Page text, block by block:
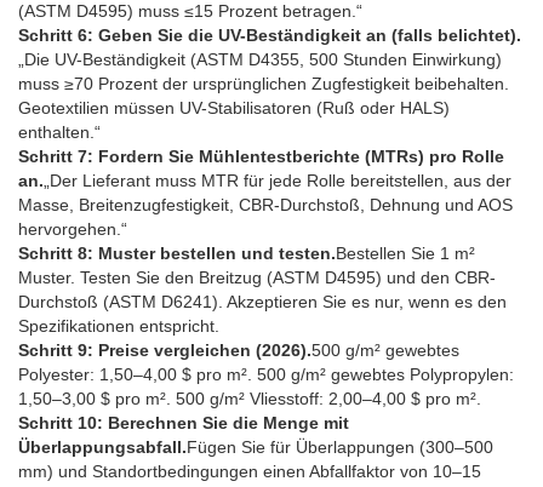
(ASTM D4595) muss ≤15 Prozent betragen.“
Schritt 6: Geben Sie die UV-Beständigkeit an (falls belichtet).
„Die UV-Beständigkeit (ASTM D4355, 500 Stunden Einwirkung)
muss ≥70 Prozent der ursprünglichen Zugfestigkeit beibehalten.
Geotextilien müssen UV-Stabilisatoren (Ruß oder HALS)
enthalten.“
Schritt 7: Fordern Sie Mühlentestberichte (MTRs) pro Rolle
an. „Der Lieferant muss MTR für jede Rolle bereitstellen, aus der
Masse, Breitenzugfestigkeit, CBR-Durchstoß, Dehnung und AOS
hervorgehen.“
Schritt 8: Muster bestellen und testen.Bestellen Sie 1 m²
Muster. Testen Sie den Breitzug (ASTM D4595) und den CBR-
Durchstoß (ASTM D6241). Akzeptieren Sie es nur, wenn es den
Spezifikationen entspricht.
Schritt 9: Preise vergleichen (2026).500 g/m² gewebtes
Polyester: 1,50–4,00 $ pro m². 500 g/m² gewebtes Polypropylen:
1,50–3,00 $ pro m². 500 g/m² Vliesstoff: 2,00–4,00 $ pro m².
Schritt 10: Berechnen Sie die Menge mit
Überlappungsabfall.Fügen Sie für Überlappungen (300–500
mm) und Standortbedingungen einen Abfallfaktor von 10–15